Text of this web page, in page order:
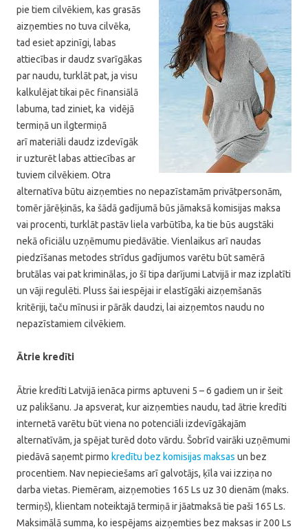
pie tiem cilvēkiem, kas grasās
aizņemties no tuva cilvēka,
tad esiet apzinīgi, labas
attiecības ir daudz svarīgākas
par naudu, turklāt pat, ja visu
kalkulējat tikai pēc finansiālā
labuma, tad ziniet, ka vidējā
termiņā un ilgtermiņā
arī materiāli daudz izdevīgāk
ir uzturēt labas attiecības ar
tuviem cilvēkiem. Otra
alternatīva būtu aizņemties no nepazīstamām privātpersonām,
tomēr jārēķinās, ka šādā gadījumā būs jāmaksā komisijas maksa
vai procenti, turklāt pastāv liela varbūtība, ka tie būs augstāki
nekā oficiālu uzņēmumu piedāvātie. Vienlaikus arī naudas
piedzīšanas metodes strīdus gadījumos varētu būt samērā
brutālas vai pat kriminālas, jo šī tipa darījumi Latvijā ir maz izplatīti
un vāji regulēti. Pluss šai iespējai ir elastīgāki aizņemšanās
kritēriji, taču mīnusi ir pārāk daudzi, lai aizņemtos naudu no
nepazīstamiem cilvēkiem.
Ātrie kredīti
Ātrie kredīti Latvijā ienāca pirms aptuveni 5 – 6 gadiem un ir šeit
uz palikšanu. Ja apsverat, kur aizņemties naudu, tad ātrie kredīti
internetā varētu būt viena no potenciāli izdevīgākajām
alternatīvām, ja spējat turēd doto vārdu. Šobrīd vairāki uzņēmumi
piedāvā saņemt pirmo kredītu bez komisijas maksas un bez
procentiem. Nav nepieciešams arī galvotājs, ķīla vai izziņa no
darba vietas. Piemēram, aizņemoties 165 Ls uz 30 dienām (maks.
termiņš), klientam noteiktajā termiņā ir jāatmaksā tie paši 165 Ls.
Maksimālā summa, ko iespējams aizņemties bez maksas ir 200 Ls